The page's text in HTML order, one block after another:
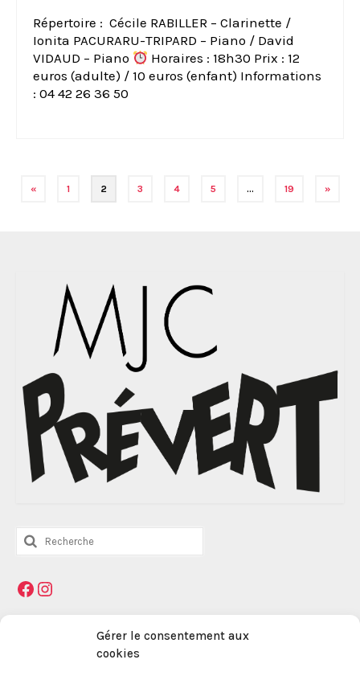
Gérer le consentement aux
cookies
Répertoire : Cécile RABILLER – Clarinette /
Ionita PACURARU-TRIPARD – Piano / David
VIDAUD – Piano
Horaires : 18h30 Prix : 12
euros (adulte) / 10 euros (enfant) Informations
: 04 42 26 36 50
Navigation
« 1 2 3 4 5 … 19 »
Rechercher
:
Facebook
Instagram
Mentions légales